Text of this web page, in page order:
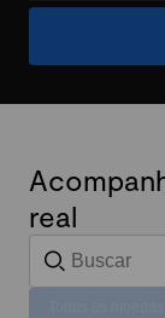
real